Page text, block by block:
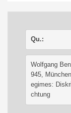
Qu.:
Wolfgang
945,
egimes:
chtung